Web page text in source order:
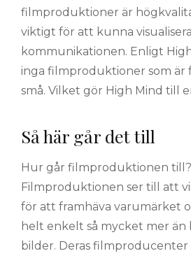
filmproduktioner är
viktigt för att kunna
kommunikationen. Enligt
inga filmproduktioner som är
små. Vilket gör High Mind till
Så här går det till
Hur går filmproduktionen till?
Filmproduktionen ser till att
för att framhäva varumärket
helt enkelt så mycket mer än
bilder. Deras filmproducenter